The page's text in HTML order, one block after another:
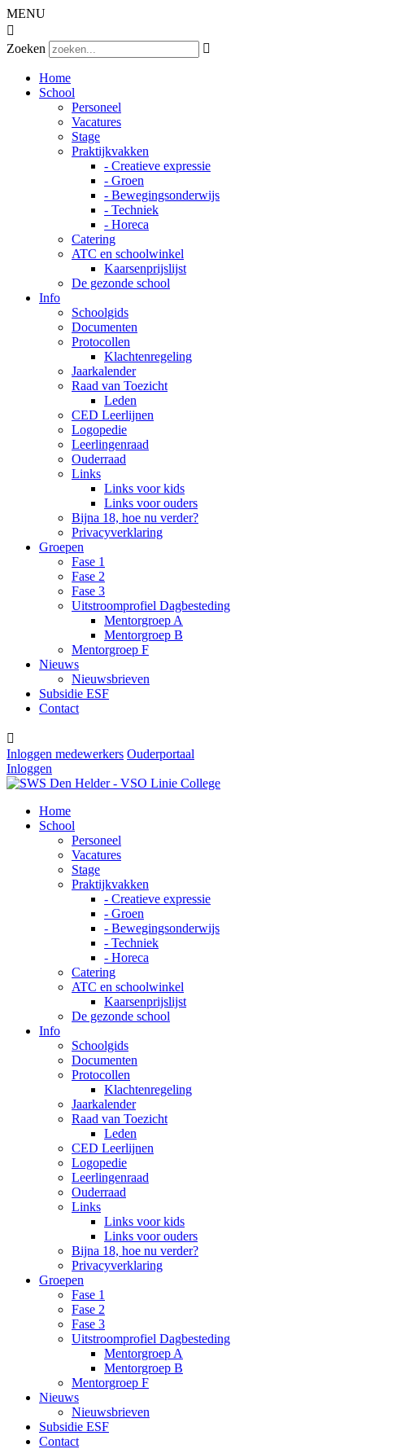
MENU

Zoeken

Home
School
Personeel
Vacatures
Stage
Praktijkvakken
- Creatieve expressie
- Groen
- Bewegingsonderwijs
- Techniek
- Horeca
Catering
ATC en schoolwinkel
Kaarsenprijslijst
De gezonde school
Info
Schoolgids
Documenten
Protocollen
Klachtenregeling
Jaarkalender
Raad van Toezicht
Leden
CED Leerlijnen
Logopedie
Leerlingenraad
Ouderraad
Links
Links voor kids
Links voor ouders
Bijna 18, hoe nu verder?
Privacyverklaring
Groepen
Fase 1
Fase 2
Fase 3
Uitstroomprofiel Dagbesteding
Mentorgroep A
Mentorgroep B
Mentorgroep F
Nieuws
Nieuwsbrieven
Subsidie ESF
Contact

Inloggen medewerkers Ouderportaal
Inloggen
Home
School
Personeel
Vacatures
Stage
Praktijkvakken
- Creatieve expressie
- Groen
- Bewegingsonderwijs
- Techniek
- Horeca
Catering
ATC en schoolwinkel
Kaarsenprijslijst
De gezonde school
Info
Schoolgids
Documenten
Protocollen
Klachtenregeling
Jaarkalender
Raad van Toezicht
Leden
CED Leerlijnen
Logopedie
Leerlingenraad
Ouderraad
Links
Links voor kids
Links voor ouders
Bijna 18, hoe nu verder?
Privacyverklaring
Groepen
Fase 1
Fase 2
Fase 3
Uitstroomprofiel Dagbesteding
Mentorgroep A
Mentorgroep B
Mentorgroep F
Nieuws
Nieuwsbrieven
Subsidie ESF
Contact